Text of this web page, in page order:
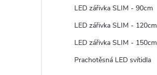
LED zářivka SLIM - 90cm
LED zářivka SLIM - 120cm
LED zářivka SLIM - 150cm
Prachotěsná LED svítidla